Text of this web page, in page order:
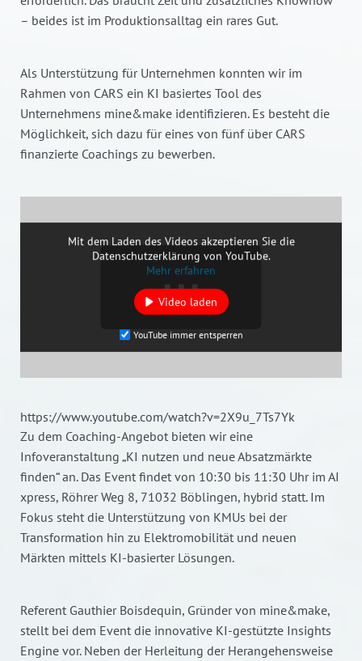
– beides ist im Produktionsalltag ein rares Gut.
Als Unterstützung für Unternehmen konnten wir im
Rahmen von CARS ein KI basiertes Tool des
Unternehmens mine&make identifizieren. Es besteht die
Möglichkeit, sich dazu für eines von fünf über CARS
finanzierte Coachings zu bewerben.
Mit dem Laden des Videos akzeptieren Sie die
Datenschutzerklärung von YouTube.
Mehr erfahren
Video laden
YouTube immer entsperren
https://www.youtube.com/watch?v=2X9u_7Ts7Yk
Zu dem Coaching-Angebot bieten wir eine
Infoveranstaltung „KI nutzen und neue Absatzmärkte
finden“ an. Das Event findet von 10:30 bis 11:30 Uhr im AI
xpress, Röhrer Weg 8, 71032 Böblingen, hybrid statt. Im
Fokus steht die Unterstützung von KMUs bei der
Transformation hin zu Elektromobilität und neuen
Märkten mittels KI-basierter Lösungen.
Referent Gauthier Boisdequin, Gründer von mine&make,
stellt bei dem Event die innovative KI-gestützte Insights
Engine vor. Neben der Herleitung der Herangehensweise